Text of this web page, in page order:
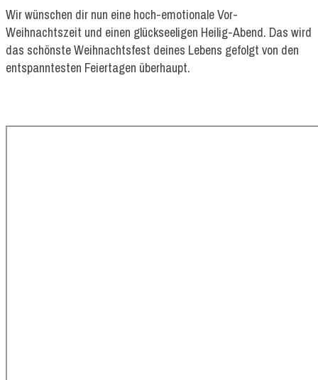
Wir wünschen dir nun eine hoch-emotionale Vor-
Weihnachtszeit und einen glückseeligen Heilig-Abend. Das wird
das schönste Weihnachtsfest deines Lebens gefolgt von den
entspanntesten Feiertagen überhaupt.